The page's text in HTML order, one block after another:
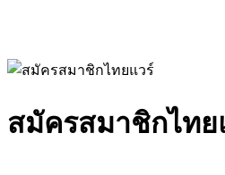
สมัครสมาชิกไทย